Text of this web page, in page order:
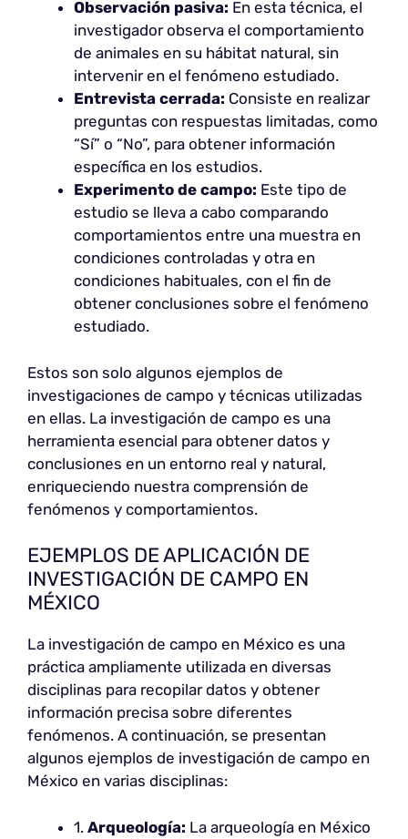
Observación pasiva: En esta técnica, el
investigador observa el comportamiento
de animales en su hábitat natural, sin
intervenir en el fenómeno estudiado.
Entrevista cerrada: Consiste en realizar
preguntas con respuestas limitadas, como
“Sí” o “No”, para obtener información
específica en los estudios.
Experimento de campo: Este tipo de
estudio se lleva a cabo comparando
comportamientos entre una muestra en
condiciones controladas y otra en
condiciones habituales, con el fin de
obtener conclusiones sobre el fenómeno
estudiado.
Estos son solo algunos ejemplos de
investigaciones de campo y técnicas utilizadas
en ellas. La investigación de campo es una
herramienta esencial para obtener datos y
conclusiones en un entorno real y natural,
enriqueciendo nuestra comprensión de
fenómenos y comportamientos.
EJEMPLOS DE APLICACIÓN DE
INVESTIGACIÓN DE CAMPO EN
MÉXICO
La investigación de campo en México es una
práctica ampliamente utilizada en diversas
disciplinas para recopilar datos y obtener
información precisa sobre diferentes
fenómenos. A continuación, se presentan
algunos ejemplos de investigación de campo en
México en varias disciplinas:
1. Arqueología: La arqueología en México